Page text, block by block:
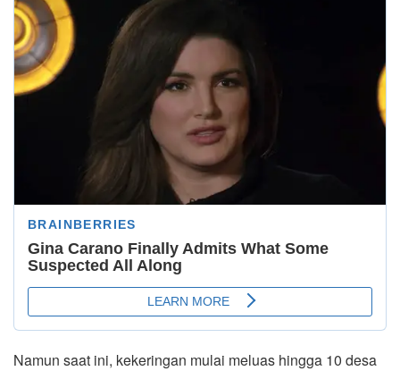
Namun saat ini, kekeringan mulai meluas hingga 10 desa